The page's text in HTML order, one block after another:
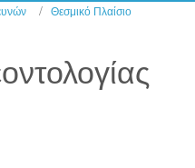
Θεσμικό Πλαίσιο